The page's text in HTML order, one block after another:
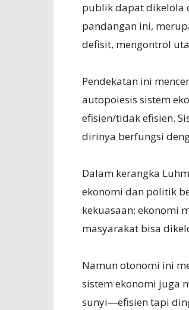
publik dapat dikelola
pandangan ini,
defisit, mengontrol
Pendekatan ini
autopoiesis sistem
efisien/tidak efisien.
dirinya berfungsi
Dalam kerangka
ekonomi dan politik
kekuasaan; ekonomi
masyarakat bisa
Namun otonomi ini
sistem ekonomi juga
sunyi—efisien tapi